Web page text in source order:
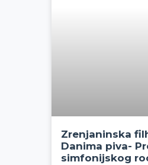
Zrenjaninska
Danima piva-
simfonijskog